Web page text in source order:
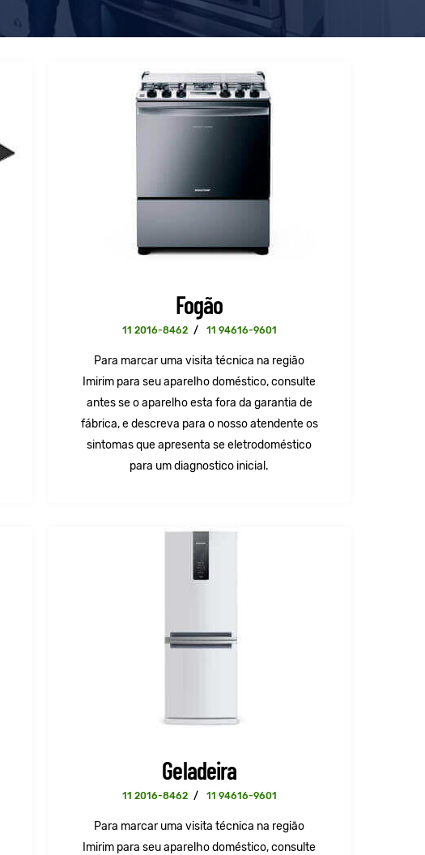
Fogão
11 2016-8462 / 11 94616-9601
Para marcar uma visita técnica na região
Imirim para seu aparelho doméstico, consulte
antes se o aparelho esta fora da garantia de
fábrica, e descreva para o nosso atendente os
sintomas que apresenta se eletrodoméstico
para um diagnostico inicial.
Geladeira
11 2016-8462 / 11 94616-9601
Para marcar uma visita técnica na região
Imirim para seu aparelho doméstico, consulte